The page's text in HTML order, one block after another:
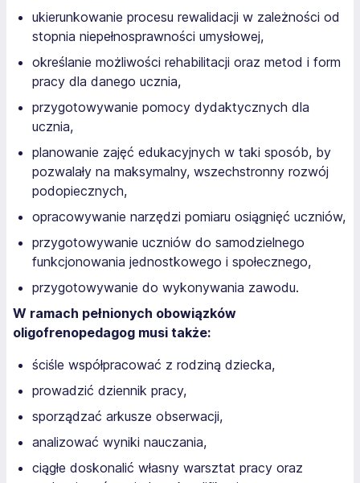
ukierunkowanie procesu rewalidacji w zależności od
stopnia niepełnosprawności umysłowej,
określanie możliwości rehabilitacji oraz metod i form
pracy dla danego ucznia,
przygotowywanie pomocy dydaktycznych dla
ucznia,
planowanie zajęć edukacyjnych w taki sposób, by
pozwalały na maksymalny, wszechstronny rozwój
podopiecznych,
opracowywanie narzędzi pomiaru osiągnięć uczniów,
przygotowywanie uczniów do samodzielnego
funkcjonowania jednostkowego i społecznego,
przygotowywanie do wykonywania zawodu.
W ramach pełnionych obowiązków
oligofrenopedagog musi także:
ściśle współpracować z rodziną dziecka,
prowadzić dziennik pracy,
sporządzać arkusze obserwacji,
analizować wyniki nauczania,
ciągłe doskonalić własny warsztat pracy oraz